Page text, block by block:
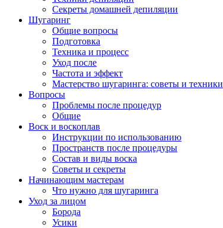
Секреты домашней депиляции
Шугаринг
Общие вопросы
Подготовка
Техника и процесс
Уход после
Частота и эффект
Мастерство шугаринга: советы и техники
Вопросы
Проблемы после процедур
Общие
Воск и воскоплав
Инструкции по использованию
Пространств после процедуры
Состав и виды воска
Советы и секреты
Начинающим мастерам
Что нужно для шугаринга
Уход за лицом
Борода
Усики